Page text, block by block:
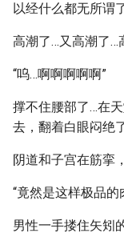
以经什么都无所谓
高潮了…又高潮了…
“呜…啊啊啊啊啊”
撑不住腰部了…在
去，翻着白眼闷绝了
阴道和子宫在筋挛
“竟然是这样极品的
男性一手搂住矢矧